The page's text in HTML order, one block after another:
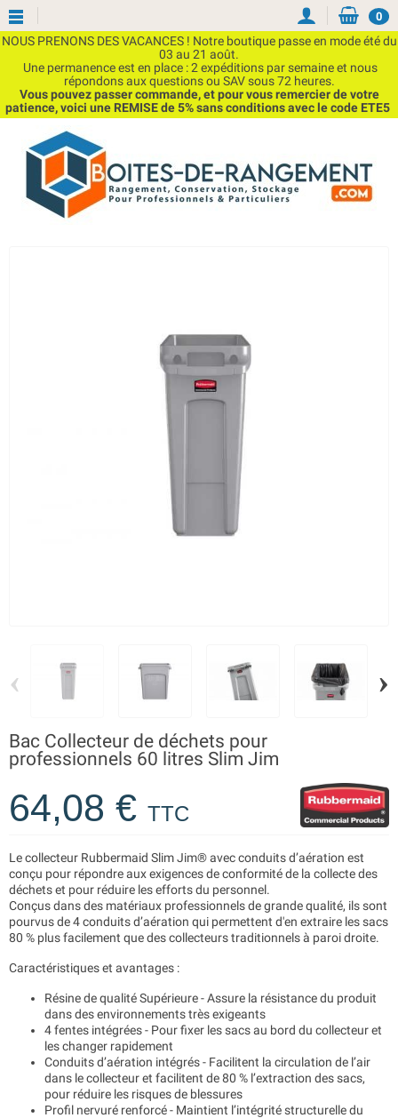
NOUS PRENONS DES VACANCES ! Notre boutique passe en mode été du
03 au 21 août.
Une permanence est en place : 2 expéditions par semaine et nous
répondons aux questions ou SAV sous 72 heures.
Vous pouvez passer commande, et pour vous remercier de votre
patience, voici une REMISE de 5% sans conditions avec le code ETE5
0
‹ ›
Bac Collecteur de déchets pour
professionnels 60 litres Slim Jim
64,08 € TTC
Le collecteur Rubbermaid Slim Jim® avec conduits d’aération est
conçu pour répondre aux exigences de conformité de la collecte des
déchets et pour réduire les efforts du personnel.
Conçus dans des matériaux professionnels de grande qualité, ils sont
pourvus de 4 conduits d’aération qui permettent d'en extraire les sacs
80 % plus facilement que des collecteurs traditionnels à paroi droite.
Caractéristiques et avantages :
Résine de qualité Supérieure - Assure la résistance du produit
dans des environnements très exigeants
4 fentes intégrées - Pour fixer les sacs au bord du collecteur et
les changer rapidement
Conduits d’aération intégrés - Facilitent la circulation de l’air
dans le collecteur et facilitent de 80 % l’extraction des sacs,
pour réduire les risques de blessures
Profil nervuré renforcé - Maintient l’intégrité structurelle du